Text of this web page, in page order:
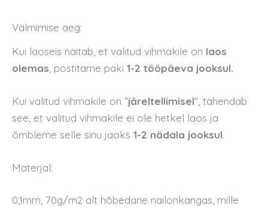
Valmimise aeg:
Kui laoseis näitab, et valitud vihmakile on laos
olemas , postitame paki 1-2 tööpäeva jooksul.
Kui valitud vihmakile on “järeltellimisel“, tähendab
see, et valitud vihmakile ei ole hetkel laos ja
õmbleme selle sinu jaoks 1-2 nädala jooksul.
Materjal:
0,1mm, 70g/m2 alt hõbedane nailonkangas, mille